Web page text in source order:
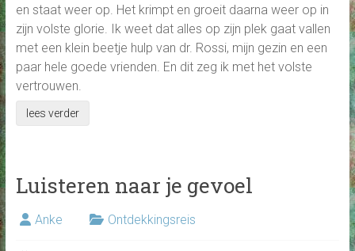
en staat weer op. Het krimpt en groeit daarna weer op in
zijn volste glorie. Ik weet dat alles op zijn plek gaat vallen
met een klein beetje hulp van dr. Rossi, mijn gezin en een
paar hele goede vrienden. En dit zeg ik met het volste
vertrouwen.
lees verder
Luisteren naar je gevoel
Anke Ontdekkingsreis